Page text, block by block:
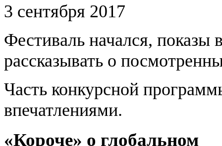
3 сентября 2017
Фестиваль начался,
рассказывать о
Часть конкурсной
впечатлениями.
«Короче» о глобальном